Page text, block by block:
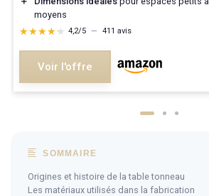
moyens
★★★★★
★★★★★ 4,2/5 — 411 avis
Voir l'offre
SOMMAIRE
Origines et histoire de la table tonneau
Les matériaux utilisés dans la fabrication